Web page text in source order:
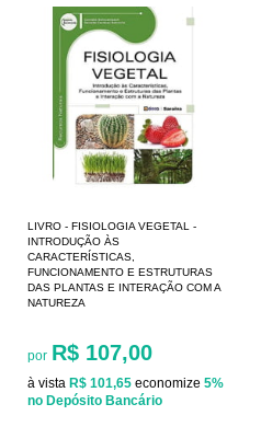
LIVRO - FISIOLOGIA VEGETAL -
INTRODUÇÃO ÀS
CARACTERÍSTICAS,
FUNCIONAMENTO E ESTRUTURAS
DAS PLANTAS E INTERAÇÃO COM A
NATUREZA
por R$ 107,00
à vista R$ 101,65 economize 5%
no Depósito Bancário